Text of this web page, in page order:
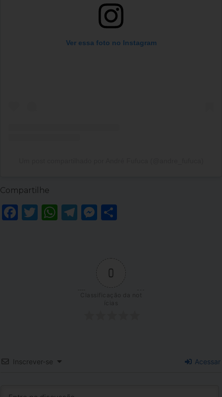
Ver essa foto no Instagram
Compartilhe
Facebook
Twitter
WhatsApp
Telegram
Messenger
0
Classificação da not
Inscrever-se Acessar